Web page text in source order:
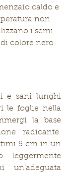
caldo e
non
i semi
colore nero.
e sani lunghi
le foglie nella
la base
radicante.
5 cm in un
leggermente